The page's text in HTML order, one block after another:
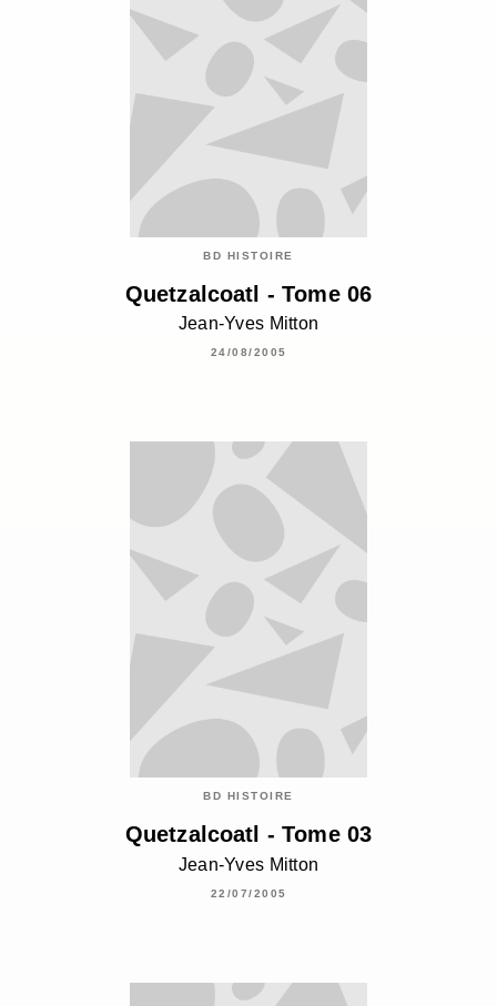
BD HISTOIRE
Quetzalcoatl - Tome 06
Jean-Yves Mitton
24/08/2005
BD HISTOIRE
Quetzalcoatl - Tome 03
Jean-Yves Mitton
22/07/2005